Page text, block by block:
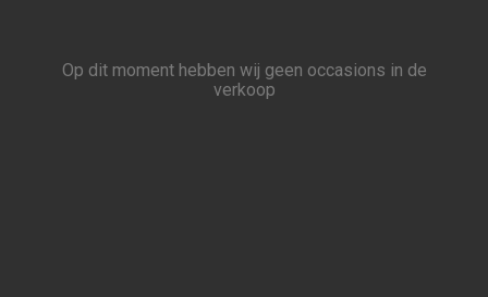
Op dit moment hebben wij geen occasions in de
verkoop